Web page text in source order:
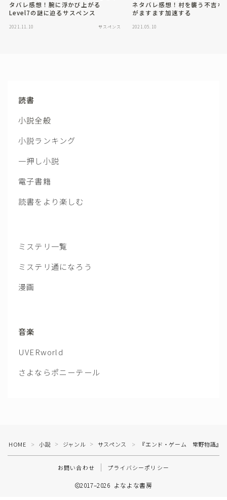
タバレ感想！腕に浮かび上がる
Level7の謎に迫るサスペンス
2021.11.10 サスペンス
ネタバレ感想！村を襲う不吉な
がますます加速する
2021.05.10
読書
小説全般
小説ランキング
一押し小説
電子書籍
読書をより楽しむ
ミステリ一覧
ミステリ通になろう
漫画
音楽
UVERworld
さよならポニーテール
HOME ＞ 小説 ＞ ジャンル ＞ サスペンス ＞ 『エンド・ゲーム 常野物語』
お問い合わせ プライバシーポリシー
2017–2026 よなよな書房